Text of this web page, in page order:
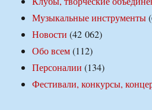
Музыкальные инструменты
Новости (42 062)
Обо всем(112)
Персоналии (134)
Фестивали, конкурсы,